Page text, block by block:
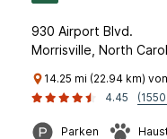
930 Airport Blvd.
Morrisville, North
14.25 mi (22.94 km)
4.45
Parken